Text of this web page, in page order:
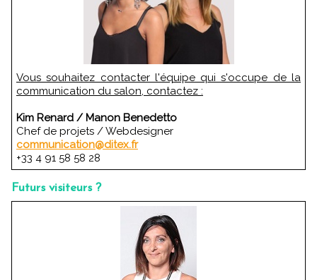
Vous souhaitez contacter l'équipe qui s'occupe de la
communication du salon, contactez :
Kim Renard / Manon Benedetto
Chef de projets / Webdesigner
communication@ditex.fr
+33 4 91 58 58 28
Futurs visiteurs ?